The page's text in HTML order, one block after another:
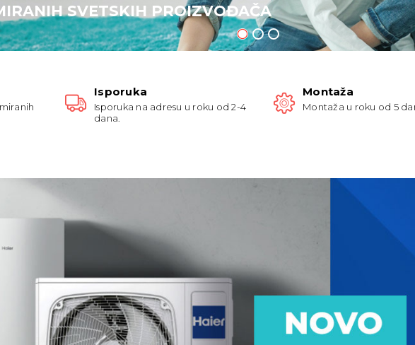
SVETSKIH PROIZVOĐAČA
Isporuka
Isporuka na adresu u roku od 2-4
dana.
Montaža
Montaža u roku od 5